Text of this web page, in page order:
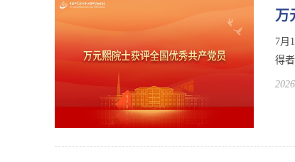
万
7月
得